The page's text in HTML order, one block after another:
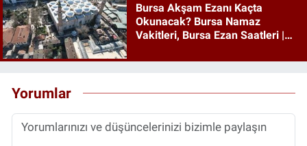
Bursa Akşam Ezanı Kaçta
Okunacak? Bursa Namaz
Vakitleri, Bursa Ezan Saatleri |
Yorumlar